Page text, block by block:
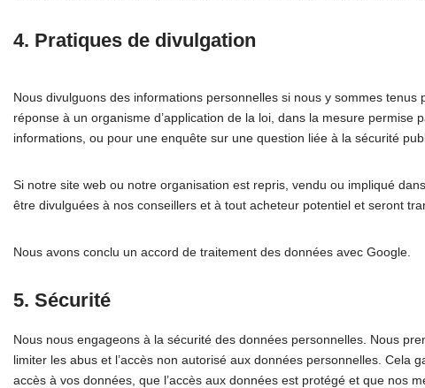
4. Pratiques de divulgation
Nous divulguons des informations personnelles si nous y sommes
réponse à un organisme d’application de la loi, dans la mesure permise
informations, ou pour une enquête sur une question liée à la sécurité
Si notre site web ou notre organisation est repris, vendu ou impliqué
être divulguées à nos conseillers et à tout acheteur potentiel et seront
Nous avons conclu un accord de traitement des données avec Google.
5. Sécurité
Nous nous engageons à la sécurité des données personnelles. Nous
limiter les abus et l’accès non autorisé aux données personnelles. Cela
accès à vos données, que l’accès aux données est protégé et que nos